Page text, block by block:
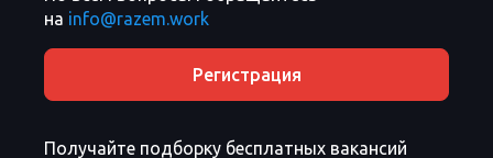
на info@razem.work
Регистрация
Получайте подборку бесплатных вакансий